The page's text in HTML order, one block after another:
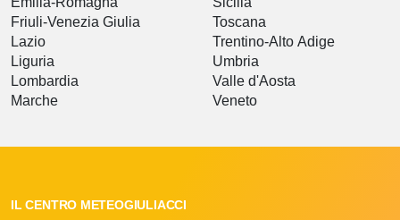
Friuli-Venezia Giulia
Lazio
Liguria
Lombardia
Marche
Toscana
Trentino-Alto Adige
Umbria
Valle d'Aosta
Veneto
IL CENTRO METEOGIULIACCI